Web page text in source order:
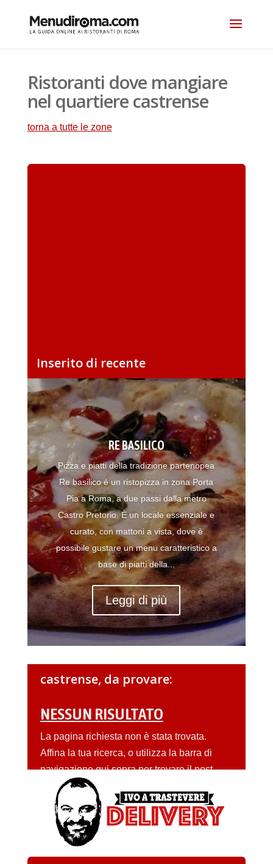
Ristoranti dove mangiare
nel quartiere castrense
torna a tutte le zone
Inserito di recente
RE BASILICO
Pizza e piatti della tradizione partenopea
Re basilico è un ristopizza in zona Porta
Pia a Roma, a due passi dalla metro
Castro Pretorio. È un locale essenziale e
curato, con mattoni a vista, dove è
possibile gustare un menu caratteristico a
base di piatti della...
Leggi di più
castrense, da provare:
NESSUN RISULTATO
La pagina richiesta non è stata trovata.
Affina la tua ricerca, o utilizza la barra di
navigazione qui sopra per trovare il post.